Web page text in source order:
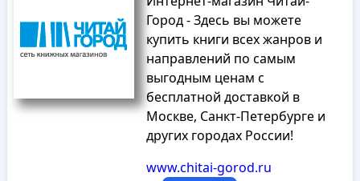
Город - Здесь вы можете
купить книги всех жанров и
направлений по самым
выгодным ценам с
бесплатной доставкой в
Москве, Санкт-Петербурге и
других городах России!
www.chitai-gorod.ru